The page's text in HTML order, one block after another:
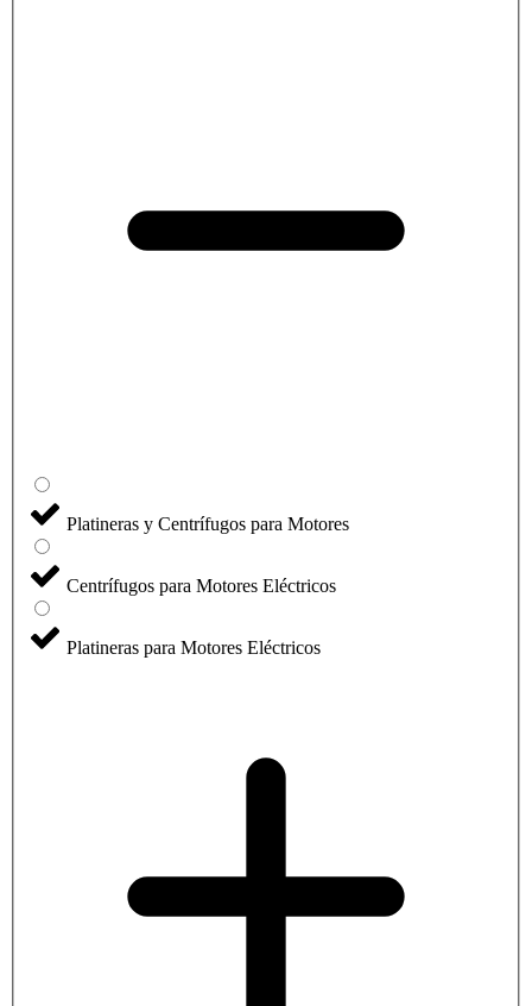
Platineras y Centrífugos para Motores
Centrífugos para Motores Eléctricos
Platineras para Motores Eléctricos